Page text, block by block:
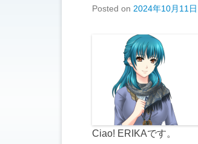
Posted on 2024年10月11日
Ciao! ERIKAです。